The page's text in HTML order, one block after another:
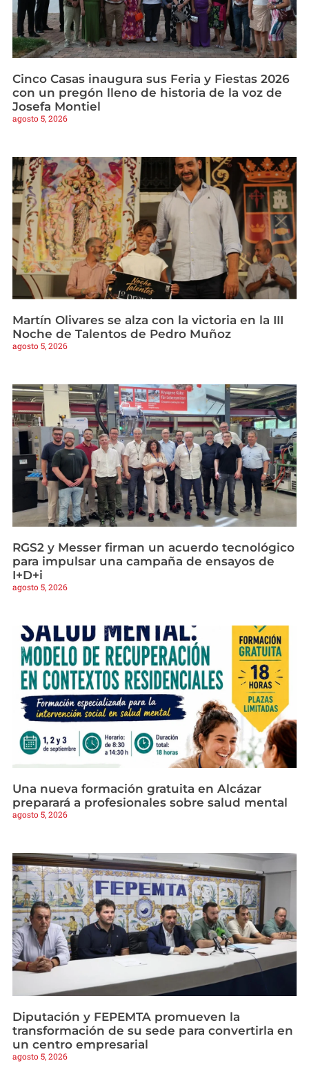
Cinco Casas inaugura sus Feria y Fiestas 2026
con un pregón lleno de historia de la voz de
Josefa Montiel
agosto 5, 2026
Martín Olivares se alza con la victoria en la III
Noche de Talentos de Pedro Muñoz
agosto 5, 2026
RGS2 y Messer firman un acuerdo tecnológico
para impulsar una campaña de ensayos de
I+D+i
agosto 5, 2026
Una nueva formación gratuita en Alcázar
preparará a profesionales sobre salud mental
agosto 5, 2026
Diputación y FEPEMTA promueven la
transformación de su sede para convertirla en
un centro empresarial
agosto 5, 2026